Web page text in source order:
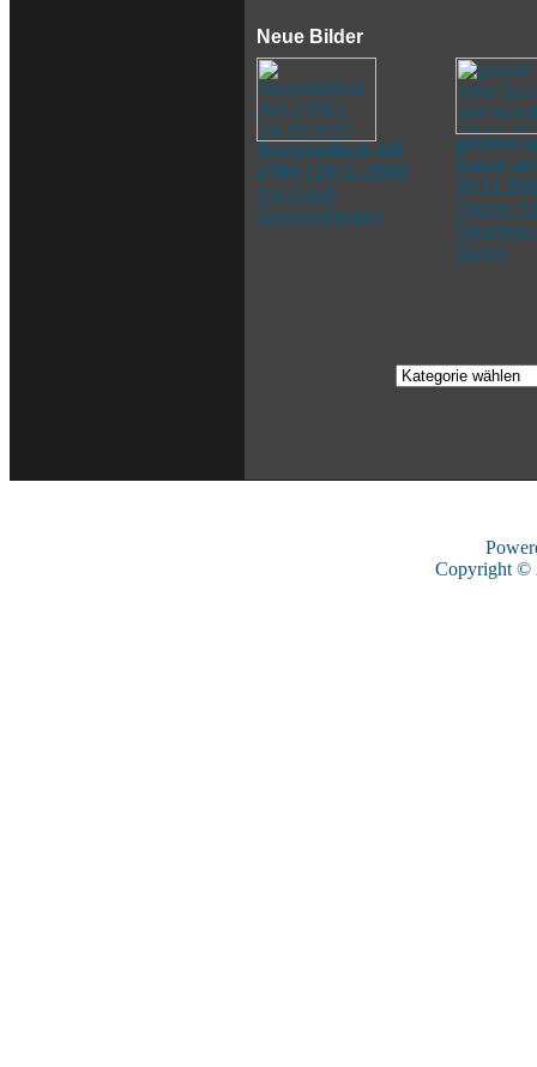
Neue Bilder
Sonnenfleck AR-
2786 | 29.11.2020
(michael )
Sonnenflecken
grüner
Saum
Grüner
Saum
Copyright ©